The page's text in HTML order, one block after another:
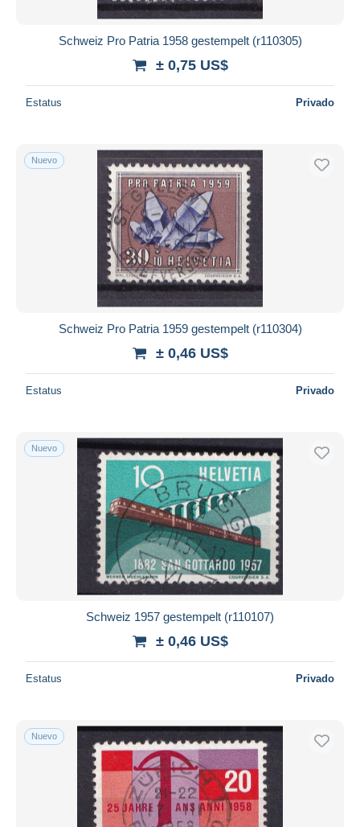
Schweiz Pro Patria 1958 gestempelt (r110305)
± 0,75 US$
Estatus Privado
Nuevo
Schweiz Pro Patria 1959 gestempelt (r110304)
± 0,46 US$
Estatus Privado
Nuevo
Schweiz 1957 gestempelt (r110107)
± 0,46 US$
Estatus Privado
Nuevo